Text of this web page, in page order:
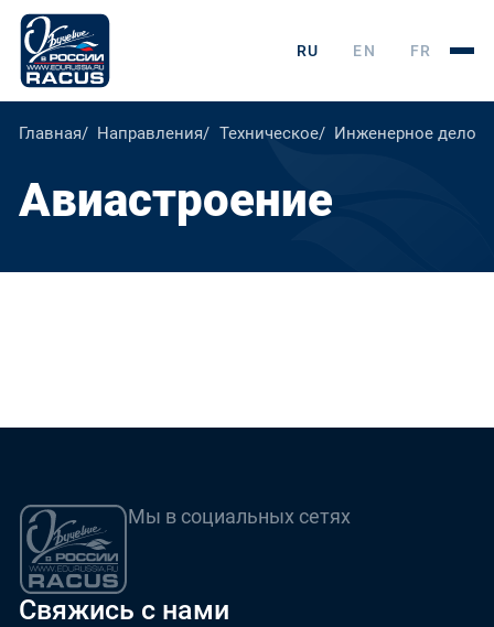
RU EN FR
Главная Направления Техническое Инженерное дело,
Авиастроение
Мы в социальных сетях
Свяжись с нами